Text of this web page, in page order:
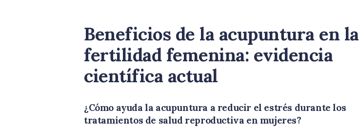
Beneficios de la acupuntura en la
fertilidad femenina: evidencia
científica actual
¿Cómo ayuda la acupuntura a reducir el estrés durante los
tratamientos de salud reproductiva en mujeres?